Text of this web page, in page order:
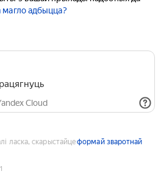
магло адбыцца?
Cloud
ласка, скарыстайцеформай зваротнай